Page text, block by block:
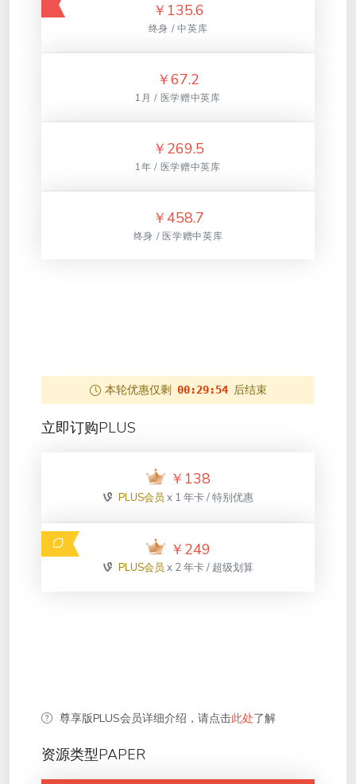
￥ 135.6
终身 / 中英库
￥67.2
1月 / 医学赠中英库
￥ 269.5
1年 / 医学赠中英库
￥458.7
终身 / 医学赠中英库
本轮优惠仅剩 00:29:54 后结束
立即订购PLUS
￥ 138
PLUS会员x 1 年卡 / 特别优惠
￥ 249
PLUS会员x 2 年卡 / 超级划算
尊享版PLUS会员详细介绍，请点击此处了解
资源类型PAPER